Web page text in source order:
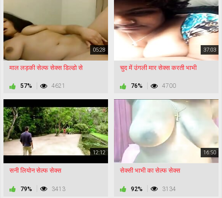
05:28
माल लड़की सेल्फ सेक्स डिल्डो से
57% 4621
37:03
चुद में उंगली मार सेक्स करती भाभी
76% 4700
12:12
सनी लियोन सेल्फ सेक्स
79% 3413
16:50
सेक्सी भाभी का सेल्फ सेक्स
92% 3134